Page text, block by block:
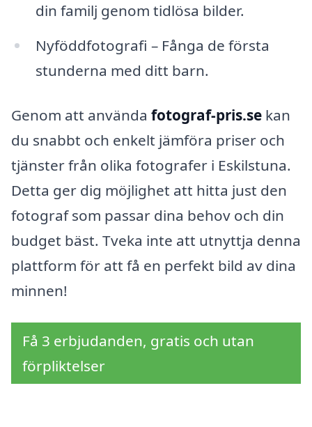
din familj genom tidlösa bilder.
Nyföddfotografi – Fånga de första
stunderna med ditt barn.
Genom att använda fotograf-pris.se kan
du snabbt och enkelt jämföra priser och
tjänster från olika fotografer i Eskilstuna.
Detta ger dig möjlighet att hitta just den
fotograf som passar dina behov och din
budget bäst. Tveka inte att utnyttja denna
plattform för att få en perfekt bild av dina
minnen!
Få 3 erbjudanden, gratis och utan
förpliktelser